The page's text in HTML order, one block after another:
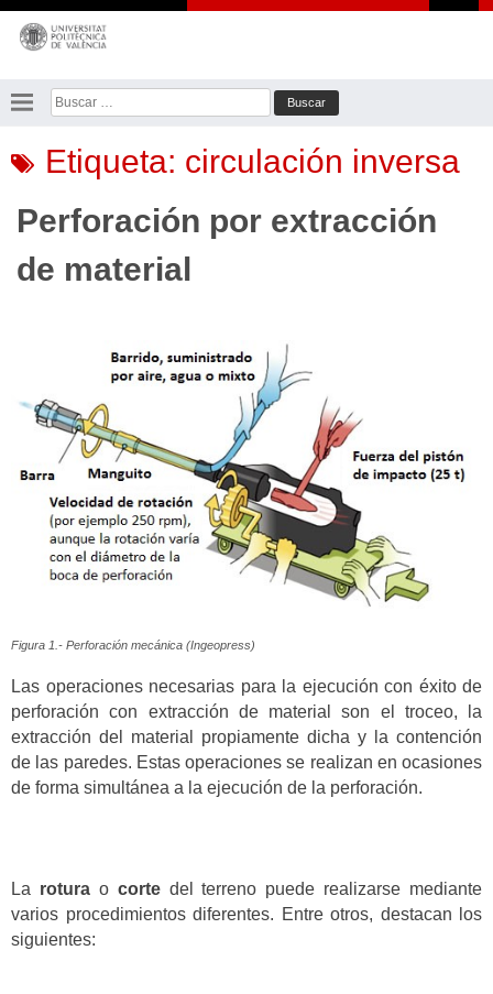
Saltar
contenido
Buscar:
Etiqueta: circulación inversa
Perforación por extracción
de material
Figura 1.- Perforación mecánica (Ingeopress)
Las operaciones necesarias para la ejecución con éxito de
perforación con extracción de material son el troceo, la
extracción del material propiamente dicha y la contención
de las paredes. Estas operaciones se realizan en ocasiones
de forma simultánea a la ejecución de la perforación.
La roturao cortedel terreno puede realizarse mediante
varios procedimientos diferentes. Entre otros, destacan los
siguientes: